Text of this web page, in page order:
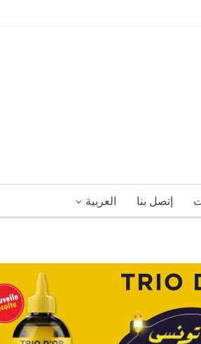
إتصل بنا العربية